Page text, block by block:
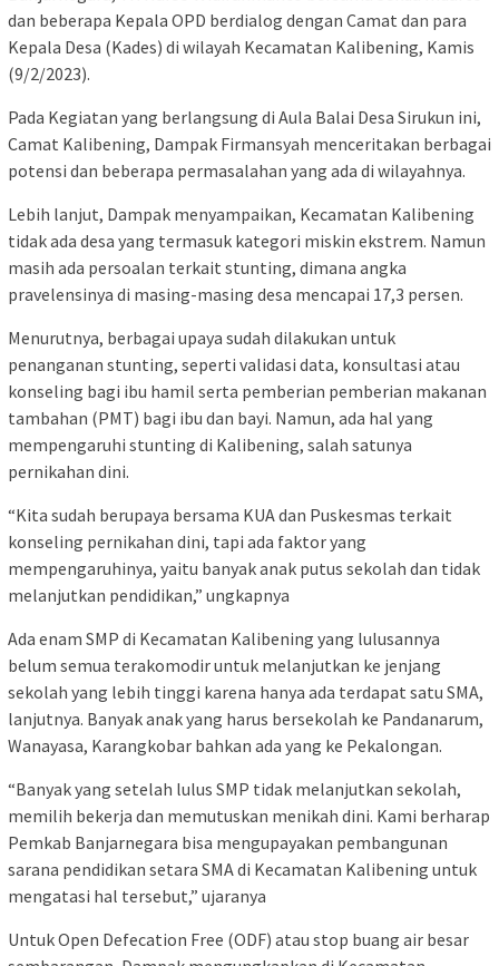
dan beberapa Kepala OPD berdialog dengan Camat dan para
Kepala Desa (Kades) di wilayah Kecamatan Kalibening, Kamis
(9/2/2023).
Pada Kegiatan yang berlangsung di Aula Balai Desa Sirukun ini,
Camat Kalibening, Dampak Firmansyah menceritakan berbagai
potensi dan beberapa permasalahan yang ada di wilayahnya.
Lebih lanjut, Dampak menyampaikan, Kecamatan Kalibening
tidak ada desa yang termasuk kategori miskin ekstrem. Namun
masih ada persoalan terkait stunting, dimana angka
pravelensinya di masing-masing desa mencapai 17,3 persen.
Menurutnya, berbagai upaya sudah dilakukan untuk
penanganan stunting, seperti validasi data, konsultasi atau
konseling bagi ibu hamil serta pemberian pemberian makanan
tambahan (PMT) bagi ibu dan bayi. Namun, ada hal yang
mempengaruhi stunting di Kalibening, salah satunya
pernikahan dini.
“Kita sudah berupaya bersama KUA dan Puskesmas terkait
konseling pernikahan dini, tapi ada faktor yang
mempengaruhinya, yaitu banyak anak putus sekolah dan tidak
melanjutkan pendidikan,” ungkapnya
Ada enam SMP di Kecamatan Kalibening yang lulusannya
belum semua terakomodir untuk melanjutkan ke jenjang
sekolah yang lebih tinggi karena hanya ada terdapat satu SMA,
lanjutnya. Banyak anak yang harus bersekolah ke Pandanarum,
Wanayasa, Karangkobar bahkan ada yang ke Pekalongan.
“Banyak yang setelah lulus SMP tidak melanjutkan sekolah,
memilih bekerja dan memutuskan menikah dini. Kami berharap
Pemkab Banjarnegara bisa mengupayakan pembangunan
sarana pendidikan setara SMA di Kecamatan Kalibening untuk
mengatasi hal tersebut,” ujaranya
Untuk Open Defecation Free (ODF) atau stop buang air besar